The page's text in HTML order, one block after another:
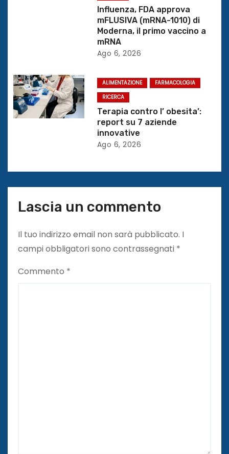
o
l
i
Influenza, FDA approva
mFLUSIVA (mRNA-1010) di
Moderna, il primo vaccino a
mRNA
Ago 6, 2026
ALIMENTAZIONE
FARMACOLOGIA
RICERCA
Terapia contro l’ obesita’:
report su 7 aziende
innovative
Ago 6, 2026
Lascia un commento
Il tuo indirizzo email non sarà pubblicato. I
campi obbligatori sono contrassegnati *
Commento *